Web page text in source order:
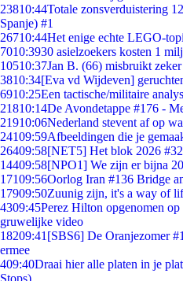
23810:44Totale zonsverduistering
Spanje) #1
26710:44Het enige echte LEGO-
7010:3930 asielzoekers kosten 1
10510:37Jan B. (66) misbruikt
3810:34[Eva vd Wijdeven]
6910:25Een tactische/militaire
21810:14De Avondetappe #176 -
21910:06Nederland stevent af op
24109:59Afbeeldingen die je
26409:58[NET5] Het blok 2026
14409:58[NPO1] We zijn er bijna
17109:56Oorlog Iran #136 Bridge
17909:50Zuunig zijn, it's a way of
4309:45Perez Hilton opgenomen op
gruwelijke video
18209:41 [SBS6] De Oranjezomer
ermee
409:40Draai hier alle platen in je
Stops)